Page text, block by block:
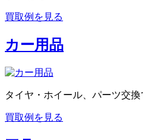
買取例を見る
カー用品
タイヤ・ホイール、パーツ交
買取例を見る